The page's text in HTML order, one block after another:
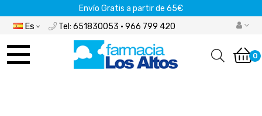
Envío Gratis a partir de 65€
Es Tel: 651830053 · 966 799 420
Navegación 0